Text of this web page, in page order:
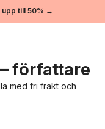
upp till 50% →
författare
med fri frakt och